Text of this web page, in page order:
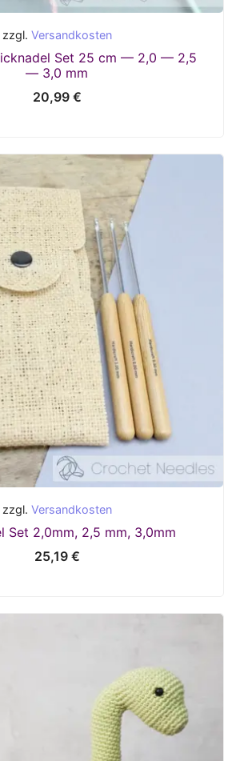
zzgl. Versandkosten
Set 25 cm — 2,0 — 2,5
— 3,0 mm
20,99 €
zzgl. Versandkosten
Set 2,0mm, 2,5 mm, 3,0mm
25,19 €